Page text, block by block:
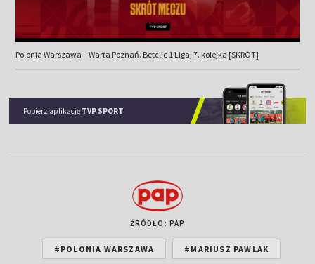
Polonia Warszawa – Warta Poznań. Betclic 1 Liga, 7. kolejka [SKRÓT]
Pobierz aplikację TVP SPORT
ŹRÓDŁO: PAP
#POLONIA WARSZAWA #MARIUSZ PAWLAK